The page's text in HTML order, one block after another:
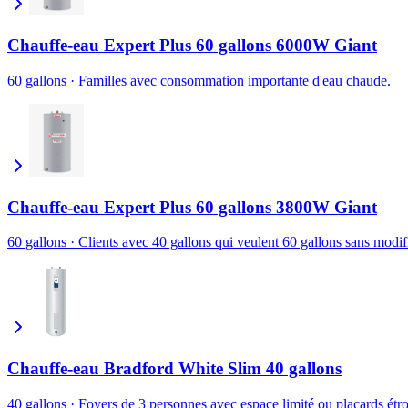
Chauffe-eau Expert Plus 60 gallons 6000W Giant
60 gallons · Familles avec consommation importante d'eau chaude.
Chauffe-eau Expert Plus 60 gallons 3800W Giant
60 gallons · Clients avec 40 gallons qui veulent 60 gallons sans
Chauffe-eau Bradford White Slim 40 gallons
40 gallons · Foyers de 3 personnes avec espace limité ou placards